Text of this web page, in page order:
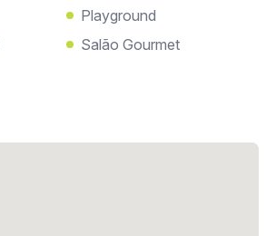
Playground
Salão Gourmet